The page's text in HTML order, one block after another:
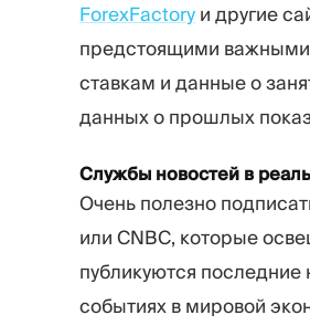
ForexFactory и другие
предстоящими
ставкам и данные о
данных о прошлых
Службы новостей в
Очень полезно
или CNBC, которые
публикуются
событиях в мировой